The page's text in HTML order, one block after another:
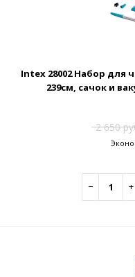
Intex 28002 Набор для
239см, сачок и
2 650
− +